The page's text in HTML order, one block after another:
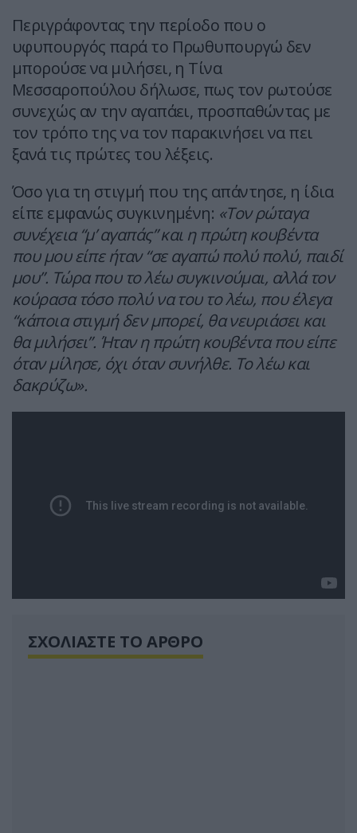
Περιγράφοντας την περίοδο που ο
υφυπουργός παρά το Πρωθυπουργώ δεν
μπορούσε να μιλήσει, η Τίνα
Μεσσαροπούλου δήλωσε, πως τον ρωτούσε
συνεχώς αν την αγαπάει, προσπαθώντας με
τον τρόπο της να τον παρακινήσει να πει
ξανά τις πρώτες του λέξεις.
Όσο για τη στιγμή που της απάντησε, η ίδια
είπε εμφανώς συγκινημένη: «Τον ρώταγα
συνέχεια “μ’ αγαπάς” και η πρώτη κουβέντα
που μου είπε ήταν “σε αγαπώ πολύ πολύ, παιδί
μου”. Τώρα που το λέω συγκινούμαι, αλλά τον
κούρασα τόσο πολύ να του το λέω, που έλεγα
“κάποια στιγμή δεν μπορεί, θα νευριάσει και
θα μιλήσει”. Ήταν η πρώτη κουβέντα που είπε
όταν μίλησε, όχι όταν συνήλθε. Το λέω και
δακρύζω».
ΣΧΟΛΙΑΣΤΕ ΤΟ ΑΡΘΡΟ